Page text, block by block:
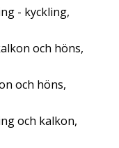
- kyckling,
och höns,
och höns,
och kalkon,